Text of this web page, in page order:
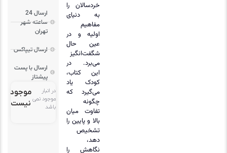
خردسالان را
به دنیای
مفاهیم
اولیه و در
عین حال
شگفت‌انگیز
می‌برد. در
این کتاب،
کودک یاد
می‌گیرد که
چگونه
تفاوت میان
بالا و پایین را
تشخیص
دهد،
نگاهش را
ارسال 24
ساعته شهر
تهران
ارسال تیپاکس
ارسال با پست
پیشتاز
در انبار
موجود نمی
موجود
نیست